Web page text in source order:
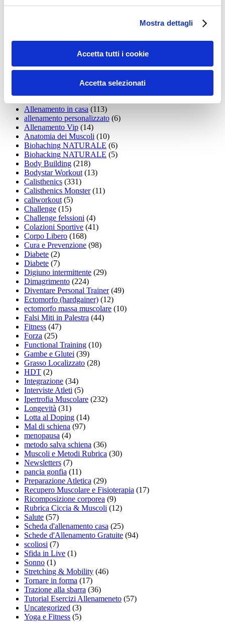
Mostra dettagli
Accetta tutti i cookie
Accetta selezionati
Allenamento aerobico(16)
Allenamento Donne(75)
Allenamento in casa (113)
allenamento personalizzato (6)
Allenamento Vip (14)
Anatomia dei Muscoli (10)
Biohaching NATURALE (6)
Biohacking NATURALE (5)
Body Building (218)
Bodystar Workout(13)
Calisthenics (331)
Calisthenics Monster(11)
caliworkout(5)
Challenge (15)
Challenge felssioni (4)
Colazioni Sportive (41)
Corpo Libero (168)
Cura e Prevenzione (98)
Diabete (2)
Diabete (7)
Digiuno intermittente (29)
Dimagrimento (224)
Diventare Personal Trainer(49)
Ectomorfo (hardgainer) (12)
ectomorfo massa muscolare (10)
Falsi Miti in Palestra (44)
Fitness (47)
Forza (25)
Functional Training (10)
Gambe e Glutei (39)
Grasso Localizzato (28)
HDT (2)
Integrazione (34)
Interviste Atleti (5)
Ipertrofia Muscolare (232)
Longevità (31)
Lotta al Doping (14)
Mal di schiena (97)
menopausa (4)
metodo salva schiena (36)
Muscoli e Metodi Rubrica (30)
Newsletters (7)
pancia gonfia (11)
Preparazione Atletica (29)
Recupero Muscolare e Fisioterapia (17)
Ricomposizione corporea (9)
Rubrica Ciccia & Muscoli (12)
Salute (57)
Scheda d'allenamento casa (25)
Schede d'Allenamento Gratuite (94)
scoliosi (7)
Sfida in Live (1)
Sonno (1)
Stretching & Mobility (46)
Tornare in forma (17)
Trazione alla sbarra (36)
Tutorial Esercizi Allenameneto (57)
Uncategorized (3)
Yoga e Fitness (5)